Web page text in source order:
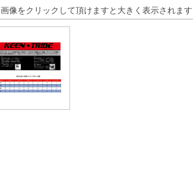
画像をクリックして頂けますと大きく表示されます